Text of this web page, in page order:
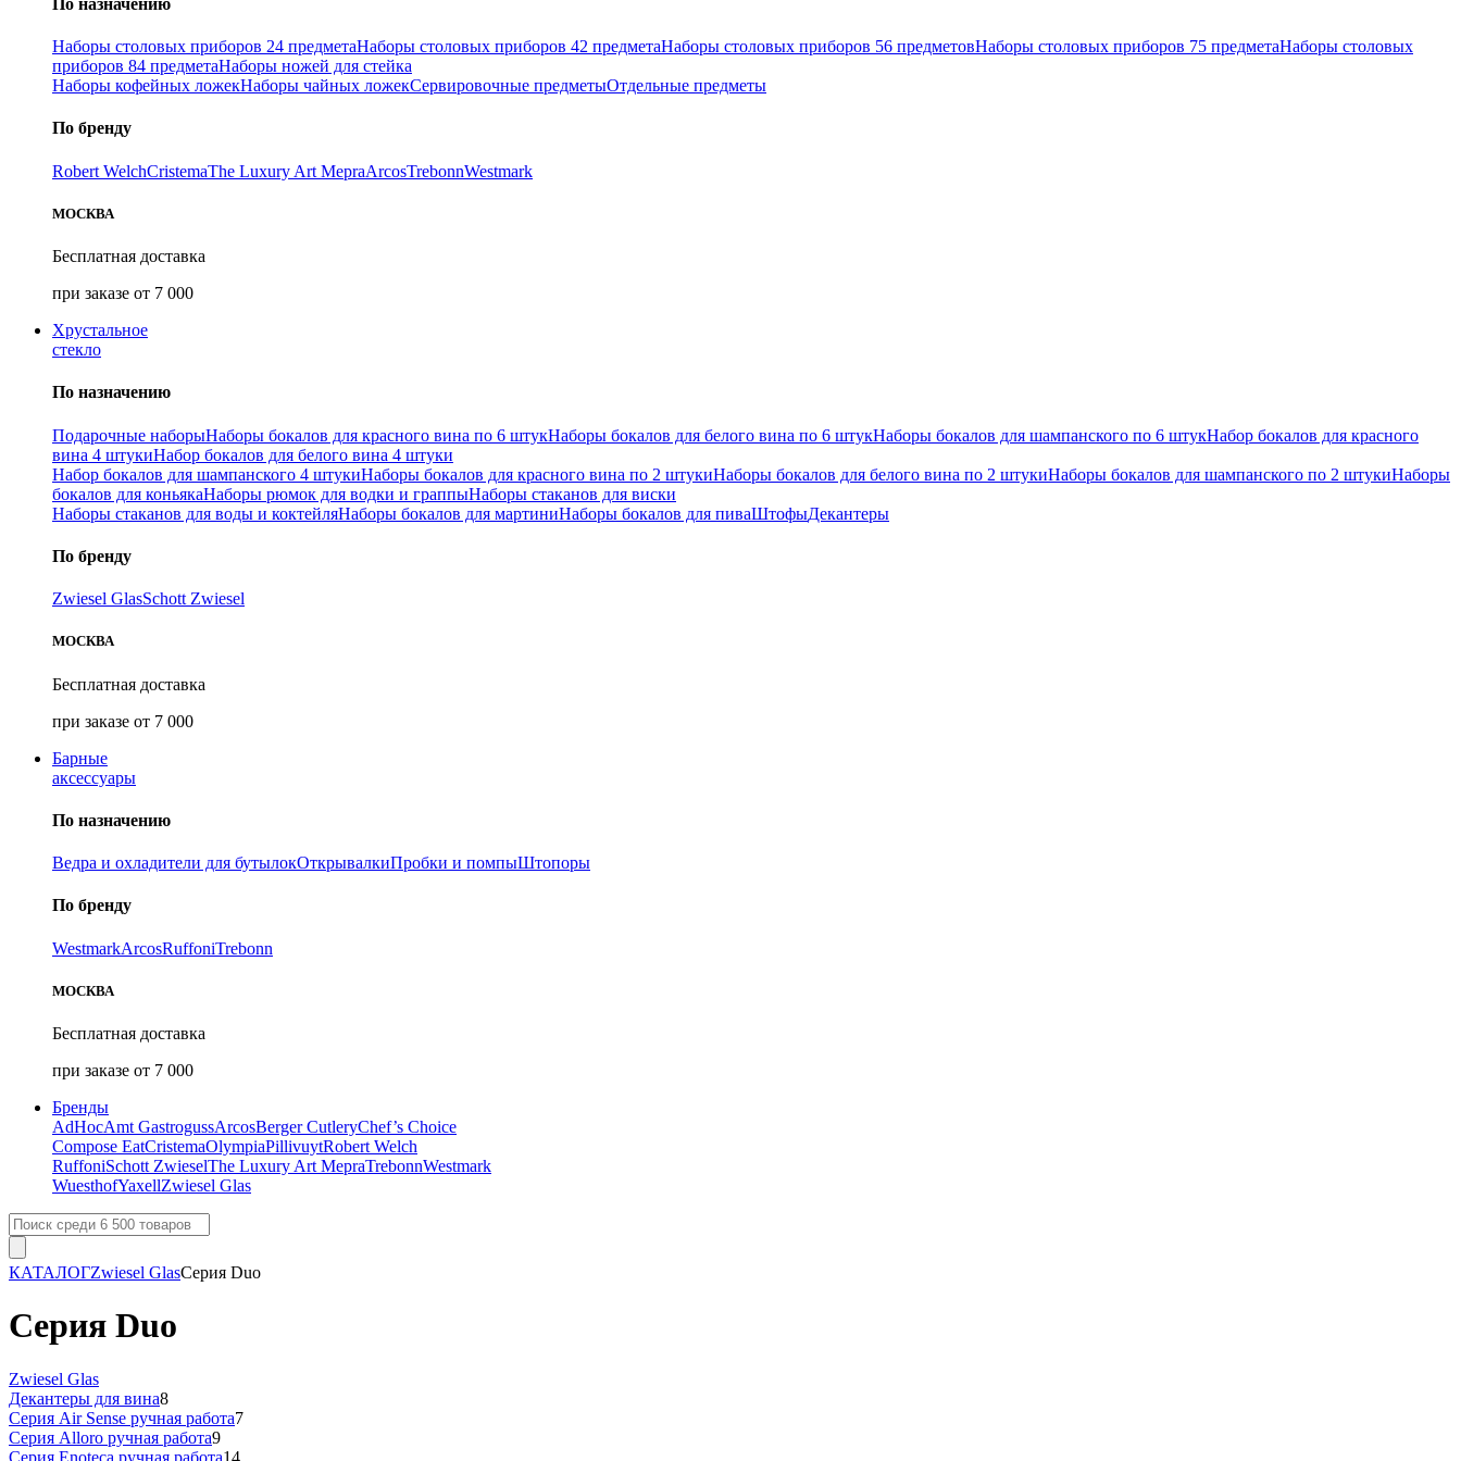
По назначению
Наборы столовых приборов 24 предметаНаборы столовых приборов 42 предметаНаборы столовых приборов 56 предметовНаборы столовых приборов 75 предметаНаборы столовых
приборов 84 предметаНаборы ножей для стейка
Наборы кофейных ложекНаборы чайных ложекСервировочные предметыОтдельные предметы
По бренду
Robert WelchCristemaThe Luxury Art MepraArcosTrebonnWestmark
МОСКВА
Бесплатная доставка
при заказе от 7 000
Хрустальное
стекло
По назначению
Подарочные наборыНаборы бокалов для красного вина по 6 штукНаборы бокалов для белого вина по 6 штукНаборы бокалов для шампанского по 6 штукНабор бокалов для красного
вина 4 штукиНабор бокалов для белого вина 4 штуки
Набор бокалов для шампанского 4 штукиНаборы бокалов для красного вина по 2 штукиНаборы бокалов для белого вина по 2 штукиНаборы бокалов для шампанского по 2 штукиНаборы
бокалов для коньякаНаборы рюмок для водки и граппыНаборы стаканов для виски
Наборы стаканов для воды и коктейляНаборы бокалов для мартиниНаборы бокалов для пиваШтофыДекантеры
По бренду
Zwiesel GlasSchott Zwiesel
МОСКВА
Бесплатная доставка
при заказе от 7 000
Барные
аксессуары
По назначению
Ведра и охладители для бутылокОткрывалкиПробки и помпыШтопоры
По бренду
WestmarkArcosRuffoniTrebonn
МОСКВА
Бесплатная доставка
при заказе от 7 000
Бренды
AdHocAmt GastrogussArcosBerger CutleryChef’s Choice
Compose EatCristemaOlympiaPillivuytRobert Welch
RuffoniSchott ZwieselThe Luxury Art MepraTrebonnWestmark
WuesthofYaxellZwiesel Glas
КАТАЛОГZwiesel GlasСерия Duo
Серия Duo
Zwiesel Glas
Декантеры для вина8
Серия Air Sense ручная работа7
Серия Alloro ручная работа9
Серия Enoteca ручная работа14